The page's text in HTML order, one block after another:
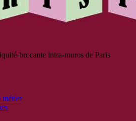
brocante intra-muros de Paris
métier